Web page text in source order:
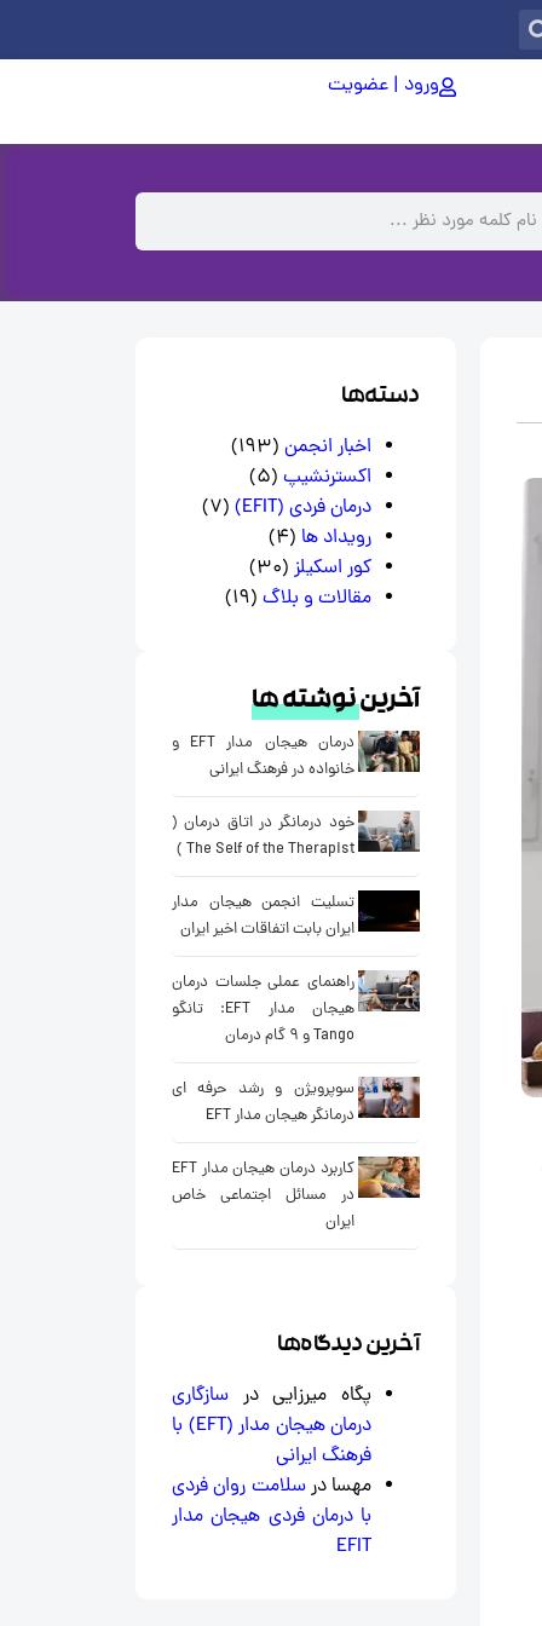
ورود | عضویت
دسته‌ها
اخبار انجمن (193)
اکسترنشیپ (5)
درمان فردی (EFIT)
(7)
رویداد ها (4)
کور اسکیلز (30)
مقالات و بلاگ (19)
آخریننوشته ها
درمان هیجان مدار EFT و
خانواده در فرهنگ ایرانی
خود درمانگر در اتاق درمان (
The Self of the Therapist )
تسلیت انجمن هیجان مدار
ایران بابت اتفاقات اخیر ایران
راهنمای عملی جلسات درمان
هیجان مدار EFT: تانگو
Tango و ۹ گام درمان
سوپرویژن و رشد حرفه ای
درمانگر هیجان مدار EFT
کاربرد درمان هیجان مدار EFT
در مسائل اجتماعی خاص
ایران
آخرین دیدگاه‌ها
پگاه میرزاییدر سازگاری
درمان هیجان‌ مدار (EFT) با
فرهنگ ایرانی
مهسا درسلامت روان فردی
با درمان فردی هیجان مدار
EFIT